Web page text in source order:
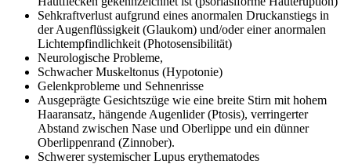
Sehkraftverlust aufgrund eines anormalen Druckanstiegs in
der Augenflüssigkeit (Glaukom) und/oder einer anormalen
Lichtempfindlichkeit (Photosensibilität)
Neurologische Probleme,
Schwacher Muskeltonus (Hypotonie)
Gelenkprobleme und Sehnenrisse
Ausgeprägte Gesichtszüge wie eine breite Stirn mit hohem
Haaransatz, hängende Augenlider (Ptosis), verringerter
Abstand zwischen Nase und Oberlippe und ein dünner
Oberlippenrand (Zinnober).
Schwerer systemischer Lupus erythematodes